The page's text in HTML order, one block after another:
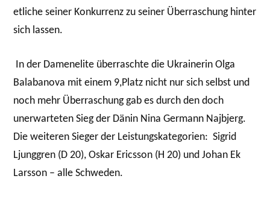
etliche seiner Konkurrenz zu seiner Überraschung hinter
sich lassen.
In der Damenelite überraschte die Ukrainerin Olga
Balabanova mit einem 9,Platz nicht nur sich selbst und
noch mehr Überraschung gab es durch den doch
unerwarteten Sieg der Dänin Nina Germann Najbjerg.
Die weiteren Sieger der Leistungskategorien: Sigrid
Ljunggren (D 20), Oskar Ericsson (H 20) und Johan Ek
Larsson – alle Schweden.